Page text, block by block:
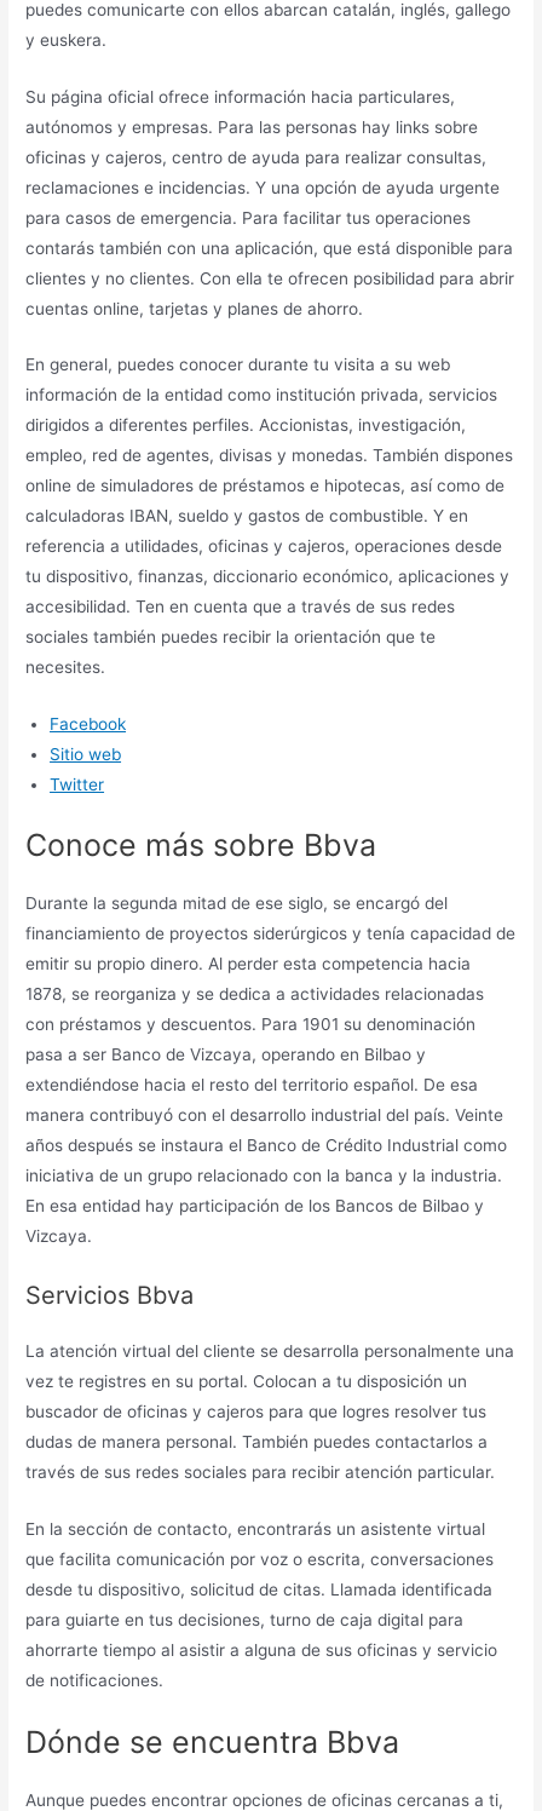
puedes comunicarte con ellos abarcan catalán, inglés, gallego
y euskera.
Su página oficial ofrece información hacia particulares,
autónomos y empresas. Para las personas hay links sobre
oficinas y cajeros, centro de ayuda para realizar consultas,
reclamaciones e incidencias. Y una opción de ayuda urgente
para casos de emergencia. Para facilitar tus operaciones
contarás también con una aplicación, que está disponible para
clientes y no clientes. Con ella te ofrecen posibilidad para abrir
cuentas online, tarjetas y planes de ahorro.
En general, puedes conocer durante tu visita a su web
información de la entidad como institución privada, servicios
dirigidos a diferentes perfiles. Accionistas, investigación,
empleo, red de agentes, divisas y monedas. También dispones
online de simuladores de préstamos e hipotecas, así como de
calculadoras IBAN, sueldo y gastos de combustible. Y en
referencia a utilidades, oficinas y cajeros, operaciones desde
tu dispositivo, finanzas, diccionario económico, aplicaciones y
accesibilidad. Ten en cuenta que a través de sus redes
sociales también puedes recibir la orientación que te
necesites.
Facebook
Sitio web
Twitter
Conoce más sobre Bbva
Durante la segunda mitad de ese siglo, se encargó del
financiamiento de proyectos siderúrgicos y tenía capacidad de
emitir su propio dinero. Al perder esta competencia hacia
1878, se reorganiza y se dedica a actividades relacionadas
con préstamos y descuentos. Para 1901 su denominación
pasa a ser Banco de Vizcaya, operando en Bilbao y
extendiéndose hacia el resto del territorio español. De esa
manera contribuyó con el desarrollo industrial del país. Veinte
años después se instaura el Banco de Crédito Industrial como
iniciativa de un grupo relacionado con la banca y la industria.
En esa entidad hay participación de los Bancos de Bilbao y
Vizcaya.
Servicios Bbva
La atención virtual del cliente se desarrolla personalmente una
vez te registres en su portal. Colocan a tu disposición un
buscador de oficinas y cajeros para que logres resolver tus
dudas de manera personal. También puedes contactarlos a
través de sus redes sociales para recibir atención particular.
En la sección de contacto, encontrarás un asistente virtual
que facilita comunicación por voz o escrita, conversaciones
desde tu dispositivo, solicitud de citas. Llamada identificada
para guiarte en tus decisiones, turno de caja digital para
ahorrarte tiempo al asistir a alguna de sus oficinas y servicio
de notificaciones.
Dónde se encuentra Bbva
Aunque puedes encontrar opciones de oficinas cercanas a ti,